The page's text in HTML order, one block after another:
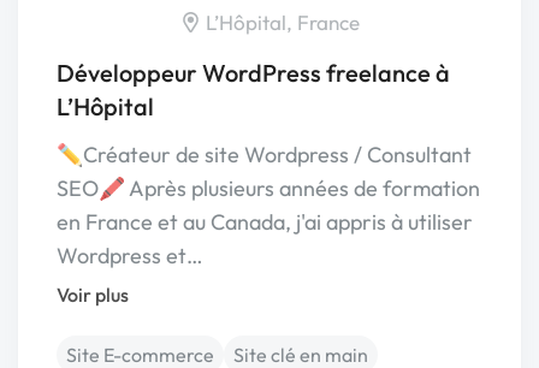
L’Hôpital, France
Développeur WordPress freelance à
L’Hôpital
✏️Créateur de site Wordpress / Consultant
SEO🖍️ Après plusieurs années de formation
en France et au Canada, j'ai appris à utiliser
Wordpress et…
Voir plus
Site E-commerce
Site clé en main